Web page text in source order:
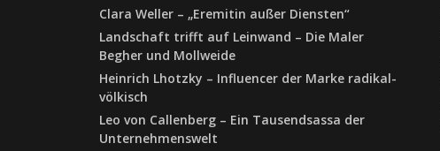
Clara Weller – „Eremitin außer Diensten“
Landschaft trifft auf Leinwand – Die Maler
Begher und Mollweide
Heinrich Lhotzky – Influencer der Marke radikal-
völkisch
Leo von Callenberg – Ein Tausendsassa der
Unternehmenswelt